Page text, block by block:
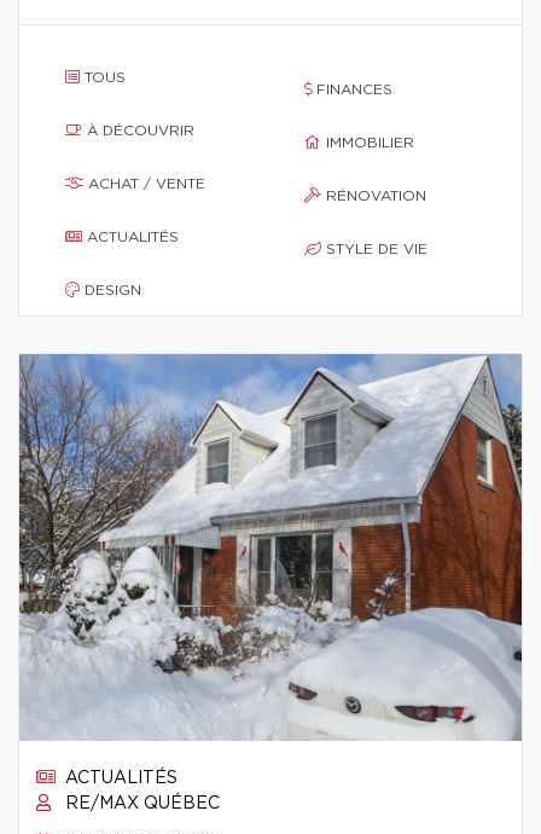
TOUS
À DÉCOUVRIR
ACHAT / VENTE
ACTUALITÉS
DESIGN
FINANCES
IMMOBILIER
RÉNOVATION
STYLE DE VIE
ACTUALITÉS
RE/MAX QUÉBEC